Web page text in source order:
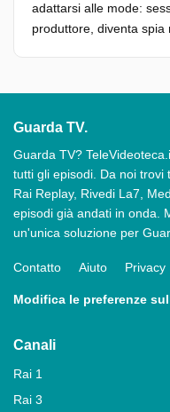
adattarsi alle mode:
produttore, diventa spia
Guarda TV.
Guarda TV?
tutti gli episodi. Da noi trovi
Rai Replay, Rivedi La7,
episodi già andati in onda.
un'unica soluzione per
Contatto Aiuto Privacy
Modifica le preferenze
Canali
Rai 1
Rai 3